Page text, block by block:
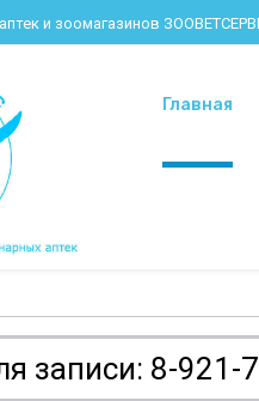
и зоомагазинов
Главная
записи: 8-921-